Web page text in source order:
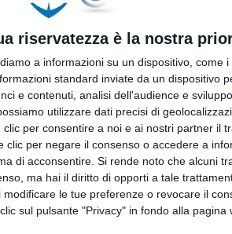
riservatezza è la nostra
a informazioni su un dispositivo, come
standard inviate da un dispositivo
e contenuti, analisi dell'audience e
utilizzare dati precisi di
per consentire a noi e ai nostri partner il
per negare il consenso o accedere a
di acconsentire. Si rende noto che alcuni
ma hai il diritto di opporti a tale
le tue preferenze o revocare il
sul pulsante "Privacy" in fondo alla pagina
pubblicitarie in home page sul
articoli pubbliredazionali e post
24 contatta la nostra redazione ai
yacht industry in different